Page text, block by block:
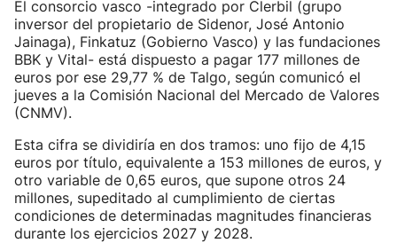
El consorcio vasco -integrado por Clerbil (grupo
inversor del propietario de Sidenor, José Antonio
Jainaga), Finkatuz (Gobierno Vasco) y las fundaciones
BBK y Vital- está dispuesto a pagar 177 millones de
euros por ese 29,77 % de Talgo, según comunicó el
jueves a la Comisión Nacional del Mercado de Valores
(CNMV).
Esta cifra se dividiría en dos tramos: uno fijo de 4,15
euros por título, equivalente a 153 millones de euros, y
otro variable de 0,65 euros, que supone otros 24
millones, supeditado al cumplimiento de ciertas
condiciones de determinadas magnitudes financieras
durante los ejercicios 2027 y 2028.